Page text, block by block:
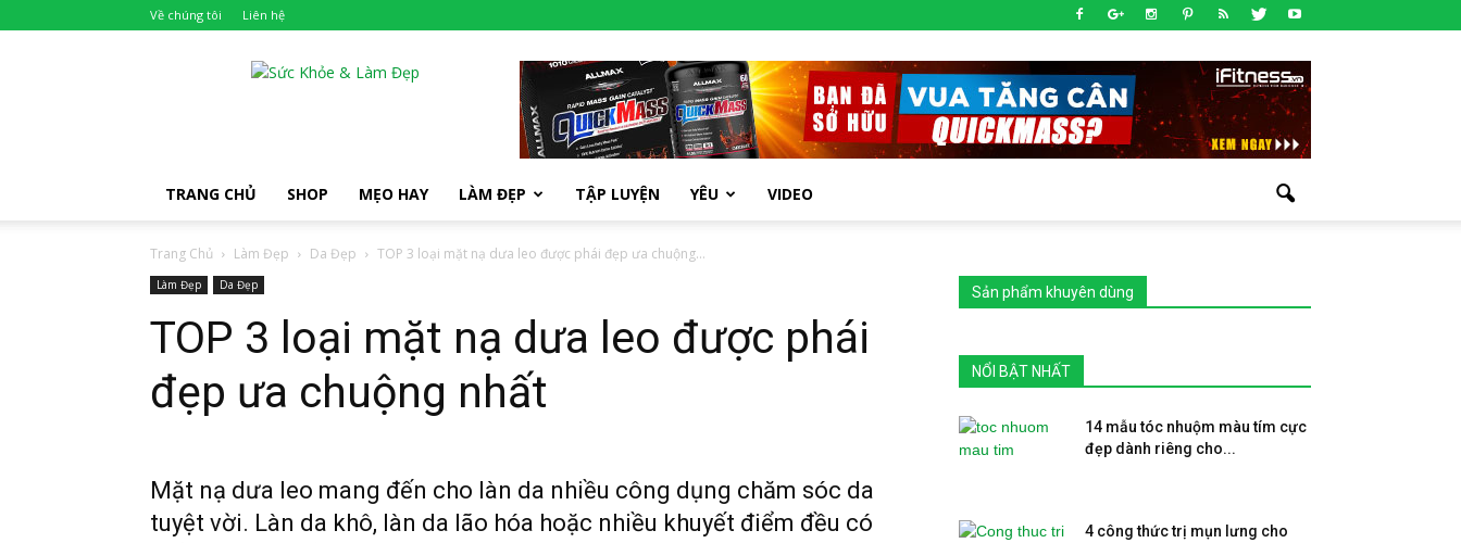
Về chúng tôi Liên hệ
TRANG CHỦ SHOP MẸO HAY LÀM ĐẸP TẬP LUYỆN YÊU VIDEO
Trang Chủ Làm Đẹp Da Đẹp TOP 3 loại mặt nạ dưa leo được phái đẹp ưa chuộng...
Làm Đẹp Da Đẹp
TOP 3 loại mặt nạ dưa leo được phái
đẹp ưa chuộng nhất
Mặt nạ dưa leo mang đến cho làn da nhiều công dụng chăm sóc da
tuyệt vời. Làn da khô, làn da lão hóa hoặc nhiều khuyết điểm đều có
Sản phẩm khuyên dùng
NỔI BẬT NHẤT
14 mẫu tóc nhuộm màu tím cực
đẹp dành riêng cho...
4 công thức trị mụn lưng cho